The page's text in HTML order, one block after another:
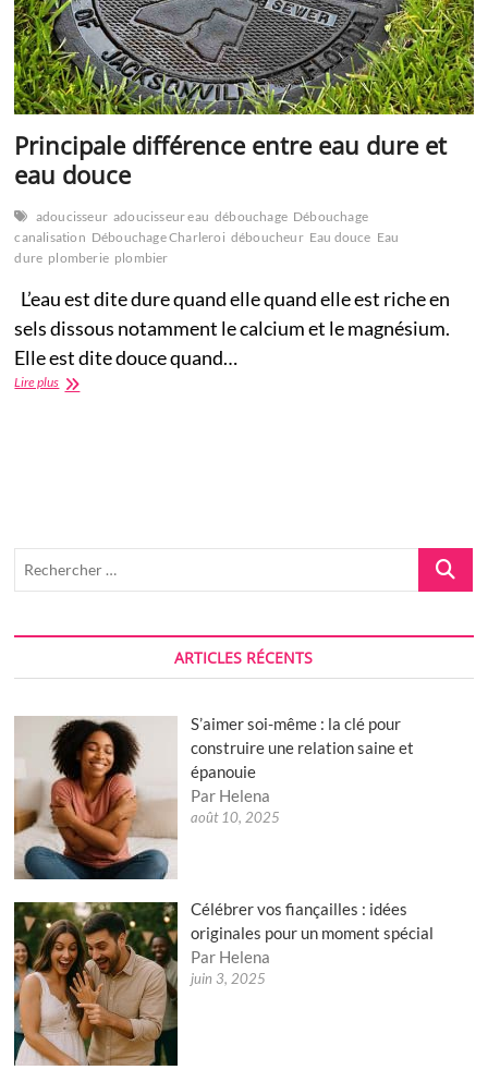
Principale différence entre eau dure et
eau douce
adoucisseur adoucisseur eau débouchage Débouchage
canalisation Débouchage Charleroi déboucheur Eau douce Eau
dure plomberie plombier
L’eau est dite dure quand elle quand elle est riche en
sels dissous notamment le calcium et le magnésium.
Elle est dite douce quand…
Lire plusPrincipale
ARTICLES RÉCENTS
S’aimer soi-même : la clé pour
construire une relation saine et
épanouie
Par Helena
août 10, 2025
Célébrer vos fiançailles : idées
originales pour un moment spécial
Par Helena
juin 3, 2025